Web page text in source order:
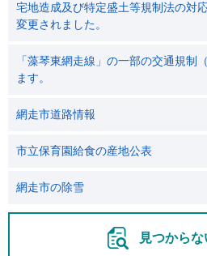
宅地造成及び特定盛土等規制法の対
変更されました。
「藻琴東網走線」の一部の交通規制
ます。
網走市道路情報
市立保育園給食の産地公表
網走市の除雪
見つから